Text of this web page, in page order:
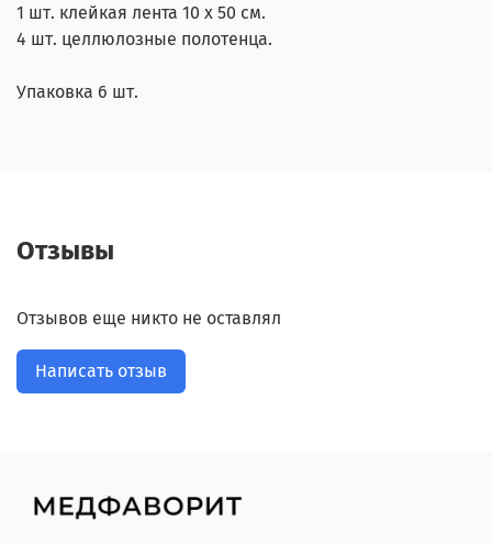
1 шт. клейкая лента 10 x 50 см.
4 шт. целлюлозные полотенца.
Упаковка 6 шт.
Отзывы
Отзывов еще никто не оставлял
Написать отзыв